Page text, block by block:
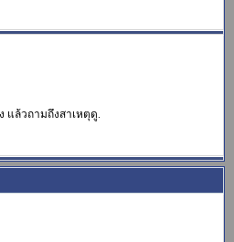
แล้วถามถึงสาเหตุดู.